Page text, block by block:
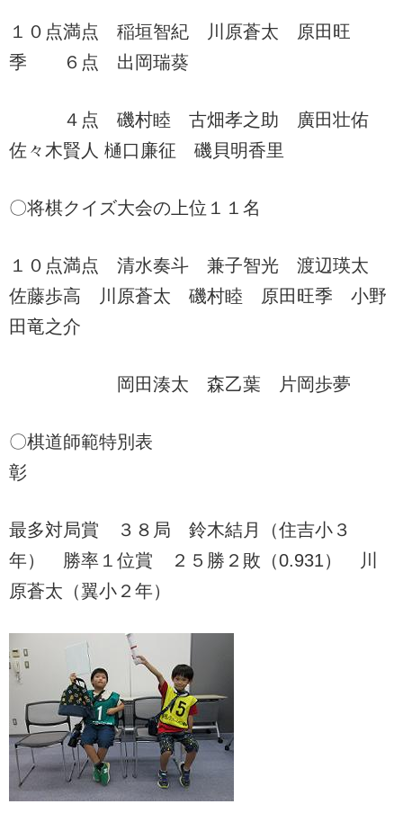
１０点満点 稲垣智紀 川原蒼太 原田旺
季 ６点 出岡瑞葵
４点 磯村睦 古畑孝之助 廣田壮佑
佐々木賢人 樋口廉征 磯貝明香里
〇将棋クイズ大会の上位１１名
１０点満点 清水奏斗 兼子智光 渡辺瑛太
佐藤歩高 川原蒼太 磯村睦 原田旺季 小野
田竜之介
岡田湊太 森乙葉 片岡歩夢
〇棋道師範特別表
彰
最多対局賞 ３８局 鈴木結月（住吉小３
年） 勝率１位賞 ２５勝２敗（0.931） 川
原蒼太（翼小２年）